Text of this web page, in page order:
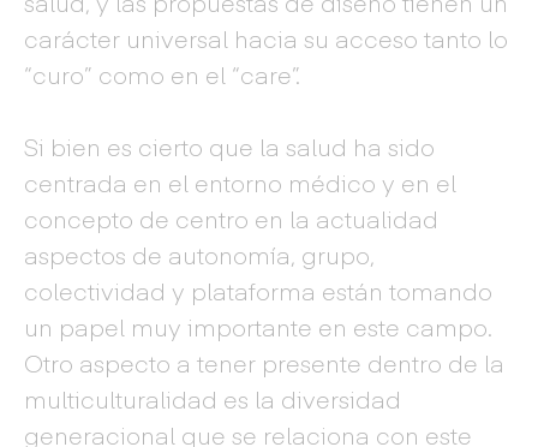
carácter universal hacia su acceso tanto lo
“curo” como en el “care”.
Si bien es cierto que la salud ha sido
centrada en el entorno médico y en el
concepto de centro en la actualidad
aspectos de autonomía, grupo,
colectividad y plataforma están tomando
un papel muy importante en este campo.
Otro aspecto a tener presente dentro de la
multiculturalidad es la diversidad
generacional que se relaciona con este